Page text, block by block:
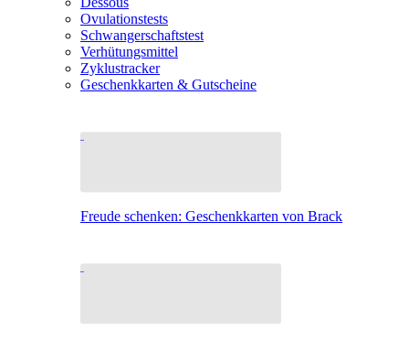
Ovulationstests
Schwangerschaftstest
Verhütungsmittel
Zyklustracker
Geschenkkarten & Gutscheine
Freude schenken: Geschenkkarten von Brack